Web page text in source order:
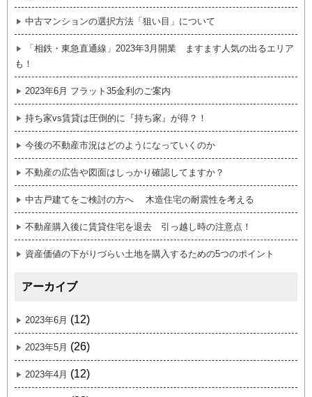
中古マンションの選択方法「狙い目」について
「相鉄・東急直通線」2023年3月開業 ますます人気の出るエリア
も！
2023年6月 フラット35金利のご案内
持ち家vs賃貸は圧倒的に『持ち家』が得？！
今後の不動産市況はどのようになっていくのか
不動産の広告や図面はしっかり確認してますか？
中古戸建てをご検討の方へ 木造住宅の耐震性を考える
不動産購入後に賃貸住宅を退去 引っ越し時の注意点！
資産価値の下がりづらい土地を購入するための5つのポイント
アーカイブ
2023年6月 (12)
2023年5月 (26)
2023年4月 (12)